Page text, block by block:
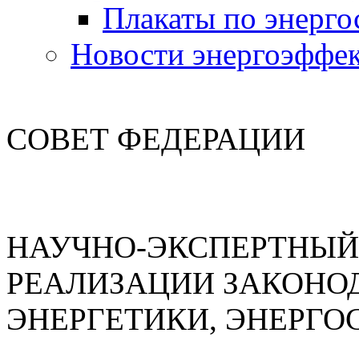
Плакаты по
Новости
СОВЕТ ФЕДЕРАЦИИ
НАУЧНО-
РЕАЛИЗАЦИИ
ЭНЕРГЕТИКИ,